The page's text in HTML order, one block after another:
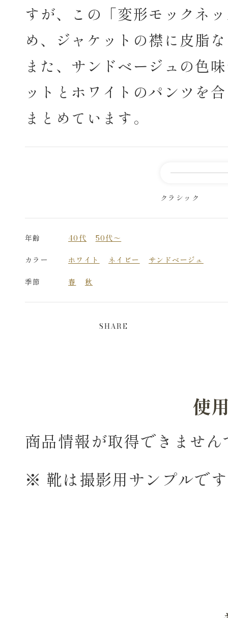
すが、この「変形モックネ
め、ジャケットの襟に皮脂
また、サンドベージュの色
ットとホワイトのパンツを
まとめています。
クラシック
年齢 40代
50代～
カラー
ホワイト ネイビー
サンドベージュ
季節
春 秋
SHARE
使
商品情報が取得できませ
※ 靴は撮影用サンプルで